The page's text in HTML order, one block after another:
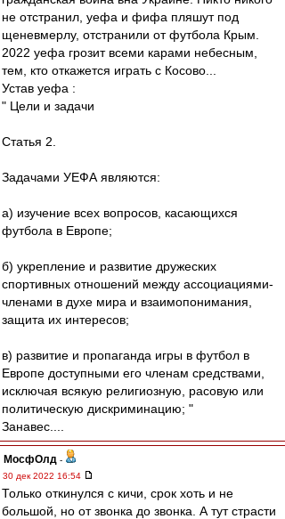
не отстранил, уефа и фифа пляшут под
щеневмерлу, отстранили от футбола Крым.
2022 уефа грозит всеми карами небесным,
тем, кто откажется играть с Косово...
Устав уефа :
" Цели и задачи
Статья 2.
Задачами УЕФА являются:
а) изучение всех вопросов, касающихся
футбола в Европе;
б) укрепление и развитие дружеских
спортивных отношений между ассоциациями-
членами в духе мира и взаимопонимания,
защита их интересов;
в) развитие и пропаганда игры в футбол в
Европе доступными его членам средствами,
исключая всякую религиозную, расовую или
политическую дискриминацию; "
Занавес....
МосфОлд -
30 дек 2022 16:54
Только откинулся с кичи, срок хоть и не
большой, но от звонка до звонка. А тут страсти